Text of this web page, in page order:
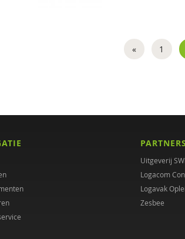
« 1
PARTNERS
Uitgeverij
Logacom
Logavak
Zesbee